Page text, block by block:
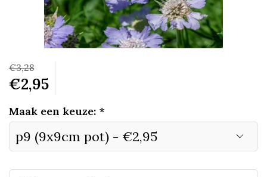
€3,28
€2,95
Maak een keuze: *